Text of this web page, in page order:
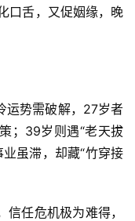
口舌，又促姻缘，晚
运势需破解，27岁者
；39岁则遇“老天拔
虽滞，却藏“竹穿接
任危机极为难得，